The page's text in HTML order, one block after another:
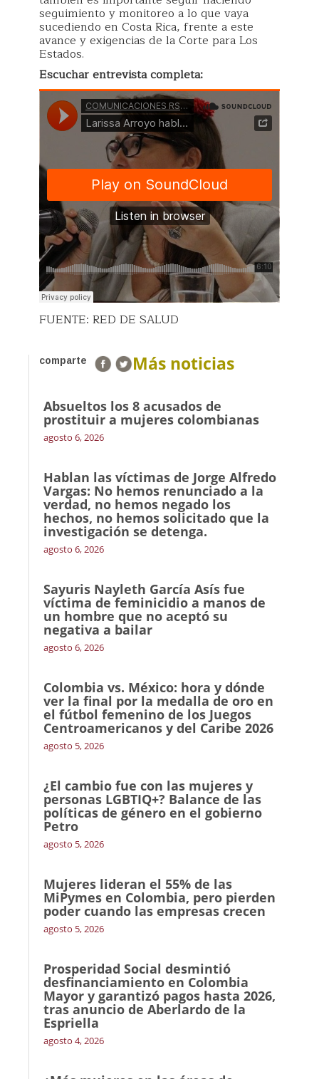
seguimiento y monitoreo a lo que vaya
sucediendo en Costa Rica, frente a este
avance y exigencias de la Corte para Los
Estados.
Escuchar entrevista completa:
FUENTE: RED DE SALUD
comparte Más noticias
Absueltos los 8 acusados de
prostituir a mujeres colombianas
agosto 6, 2026
Hablan las víctimas de Jorge Alfredo
Vargas: No hemos renunciado a la
verdad, no hemos negado los
hechos, no hemos solicitado que la
investigación se detenga.
agosto 6, 2026
Sayuris Nayleth García Asís fue
víctima de feminicidio a manos de
un hombre que no aceptó su
negativa a bailar
agosto 6, 2026
Colombia vs. México: hora y dónde
ver la final por la medalla de oro en
el fútbol femenino de los Juegos
Centroamericanos y del Caribe 2026
agosto 5, 2026
¿El cambio fue con las mujeres y
personas LGBTIQ+? Balance de las
políticas de género en el gobierno
Petro
agosto 5, 2026
Mujeres lideran el 55% de las
MiPymes en Colombia, pero pierden
poder cuando las empresas crecen
agosto 5, 2026
Prosperidad Social desmintió
desfinanciamiento en Colombia
Mayor y garantizó pagos hasta 2026,
tras anuncio de Aberlardo de la
Espriella
agosto 4, 2026